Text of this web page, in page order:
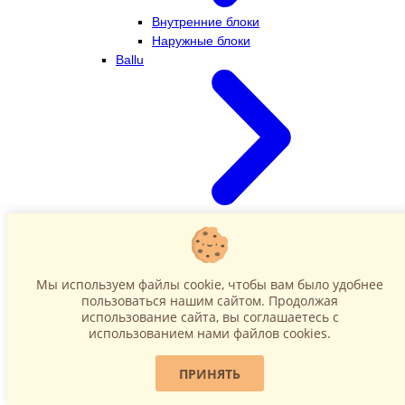
Внутренние блоки
Наружные блоки
Ballu
Наружные блоки
Мы используем файлы cookie, чтобы вам было удобнее
пользоваться нашим сайтом. Продолжая
использование сайта, вы соглашаетесь c
использованием нами файлов cookies.
ПРИНЯТЬ